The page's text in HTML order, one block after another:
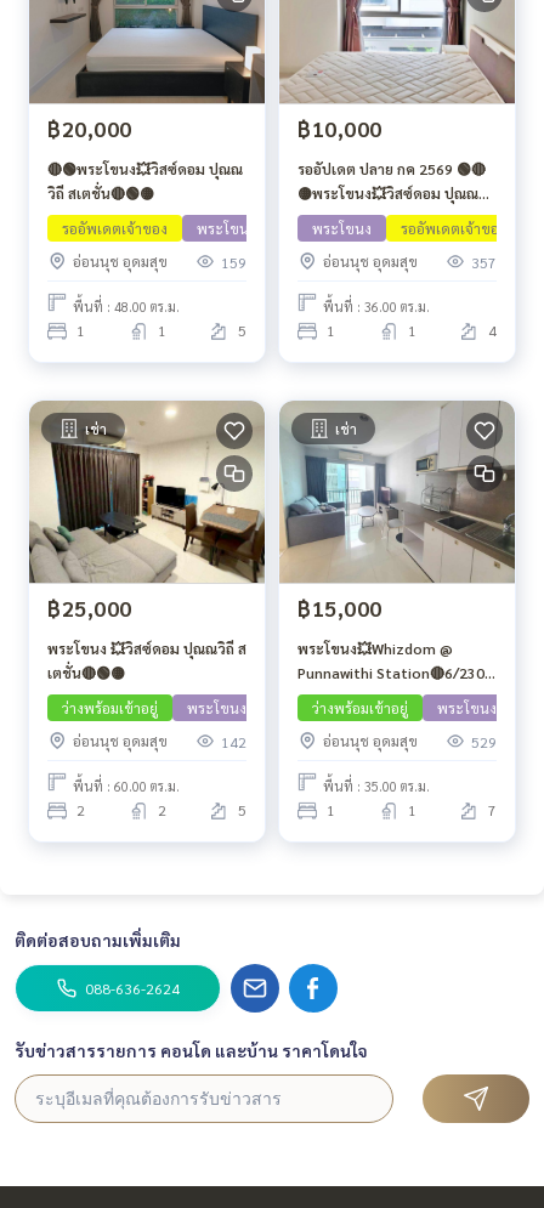
฿20,000
🔴🟢พระโขนง💥วิสซ์ดอม ปุณณ
วิถี สเตชั่น🔴🟢🟡
รออัพเดตเจ้าของ
พระโขนง
อ่อนนุช อุดมสุข
159
พื้นที่ : 48.00 ตร.ม.
1 1 5
฿10,000
รออัปเดต ปลาย กค 2569 🟢🔴
🟡พระโขนง💥วิสซ์ดอม ปุณณวิถี
สเตชั่น🔴🟢🟡
พระโขนง รออัพเดตเจ้าของ
อ่อนนุช อุดมสุข
357
พื้นที่ : 36.00 ตร.ม.
1 1 4
เช่า
฿25,000
พระโขนง 💥วิสซ์ดอม ปุณณวิถี ส
เตชั่น🔴🟢🟡
ว่างพร้อมเข้าอยู่
พระโขนง
อ่อนนุช อุดมสุข
142
พื้นที่ : 60.00 ตร.ม.
2 2 5
เช่า
฿15,000
พระโขนง💥Whizdom @
Punnawithi Station🔴6/230
🟢🟡
ว่างพร้อมเข้าอยู่
พระโขนง
อ่อนนุช อุดมสุข
529
พื้นที่ : 35.00 ตร.ม.
1 1 7
ติดต่อสอบถามเพิ่มเติม
088-636-2624
รับข่าวสารรายการ คอนโด และบ้าน ราคาโดนใจ